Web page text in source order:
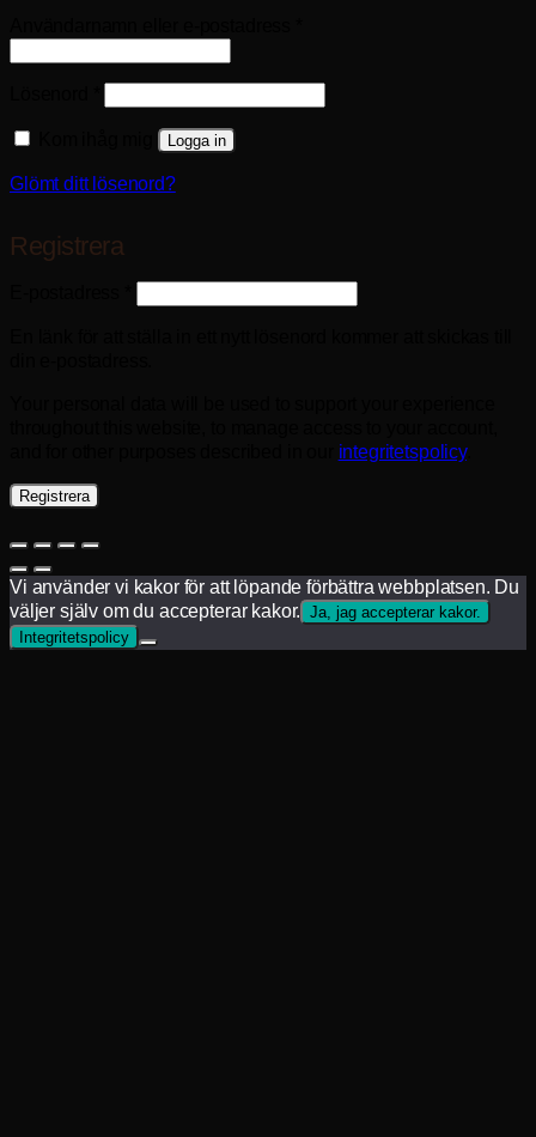
Logga in
Glömt ditt lösenord?
Registrera
integritetspolicy.
Registrera
Vi använder vi kakor för att löpande förbättra webbplatsen. Du
väljer själv om du accepterar kakor.
Ja, jag accepterar kakor.
Integritetspolicy